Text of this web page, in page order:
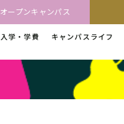
オープンキャンパス
入学・学費 キャンパスライフ